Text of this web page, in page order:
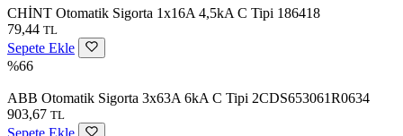
CHİNT Otomatik Sigorta 1x16A 4,5kA C Tipi 186418
79,44 TL
Sepete Ekle
%66
ABB Otomatik Sigorta 3x63A 6kA C Tipi 2CDS653061R0634
903,67 TL